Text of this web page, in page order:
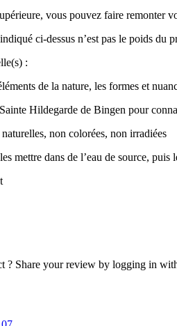
vous pouvez faire remonter
ci-dessus n’est pas le poids
:
de la nature, les formes et
Hildegarde de Bingen pour
non colorées, non irradiées
mettre dans de l’eau de source,
? Share your review by logging in